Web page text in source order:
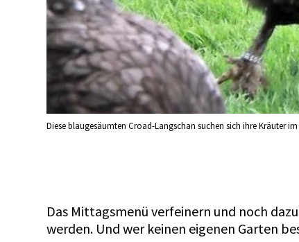
Diese blaugesäumten Croad-Langschan suchen sich ihre Kräuter
Das Mittagsmenü verfeinern und noch
werden. Und wer keinen eigenen Garten